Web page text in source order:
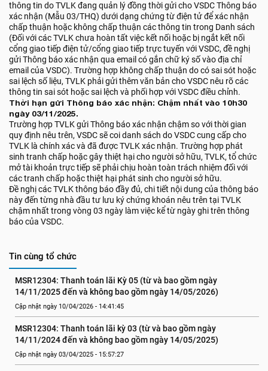
thông tin do TVLK đang quản lý đồng thời gửi cho VSDC Thông báo
xác nhận (Mẫu 03/THQ) dưới dạng chứng từ điện tử để xác nhận
chấp thuận hoặc không chấp thuận các thông tin trong Danh sách
(Đối với các TVLK chưa hoàn tất việc kết nối hoặc bị ngắt kết nối
cổng giao tiếp điện tử/cổng giao tiếp trực tuyến với VSDC, đề nghị
gửi Thông báo xác nhận qua email có gắn chữ ký số vào địa chỉ
email của VSDC). Trường hợp không chấp thuận do có sai sót hoặc
sai lệch số liệu, TVLK phải gửi thêm văn bản cho VSDC nêu rõ các
thông tin sai sót hoặc sai lệch và phối hợp với VSDC điều chỉnh.
Thời hạn gửi Thông báo xác nhận: Chậm nhất vào 10h30
ngày 03/11/2025.
Trường hợp TVLK gửi Thông báo xác nhận chậm so với thời gian
quy định nêu trên, VSDC sẽ coi danh sách do VSDC cung cấp cho
TVLK là chính xác và đã được TVLK xác nhận. Trường hợp phát
sinh tranh chấp hoặc gây thiệt hại cho người sở hữu, TVLK, tổ chức
mở tài khoản trực tiếp sẽ phải chịu hoàn toàn trách nhiệm đối với
các tranh chấp hoặc thiệt hại phát sinh cho người sở hữu.
Đề nghị các TVLK thông báo đầy đủ, chi tiết nội dung của thông báo
này đến từng nhà đầu tư lưu ký chứng khoán nêu trên tại TVLK
chậm nhất trong vòng 03 ngày làm việc kể từ ngày ghi trên thông
báo của VSDC.
Tin cùng tổ chức
MSR12304: Thanh toán lãi Kỳ 05 (từ và bao gồm ngày
14/11/2025 đến và không bao gồm ngày 14/05/2026)
Cập nhật ngày 10/04/2026 - 14:41:45
MSR12304: Thanh toán lãi kỳ 03 (từ và bao gồm ngày
14/11/2024 đến và không bao gồm ngày 14/05/2025)
Cập nhật ngày 03/04/2025 - 15:57:27